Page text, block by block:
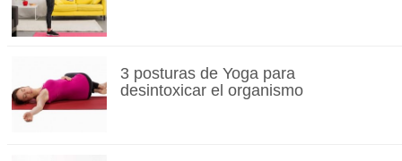
3 posturas de Yoga para
desintoxicar el organismo